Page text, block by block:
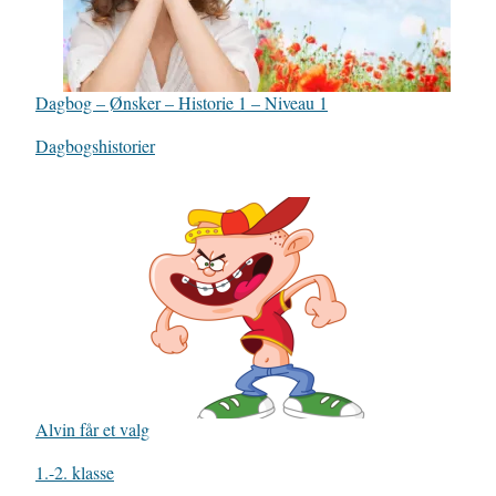
Dagbog – Ønsker – Historie 1 – Niveau 1
In relation to
Dagbogshistorier
Alvin får et valg
In relation to
1.-2. klasse